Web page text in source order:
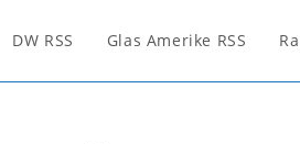
DW RSS Glas Amerike RSS